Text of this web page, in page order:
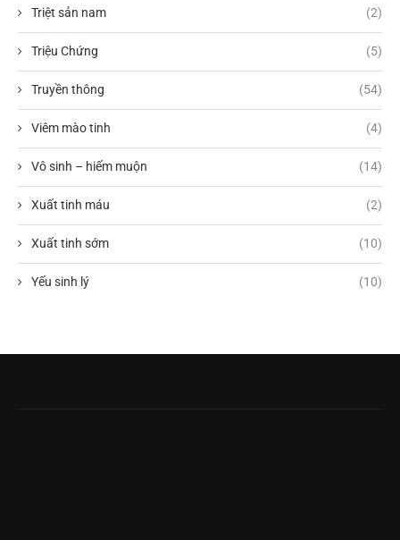
Triệt sản nam (2)
Triệu Chứng (5)
Truyền thông (54)
Viêm mào tinh (4)
Vô sinh – hiếm muộn (14)
Xuất tinh máu (2)
Xuất tinh sớm (10)
Yếu sinh lý (10)